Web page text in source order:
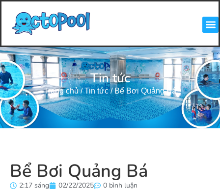
Tin tức
Trang chủ/Tin tức/Bể Bơi Quảng Bá
Bể Bơi Quảng Bá
2:17 sáng 02/22/2025 0 bình luận